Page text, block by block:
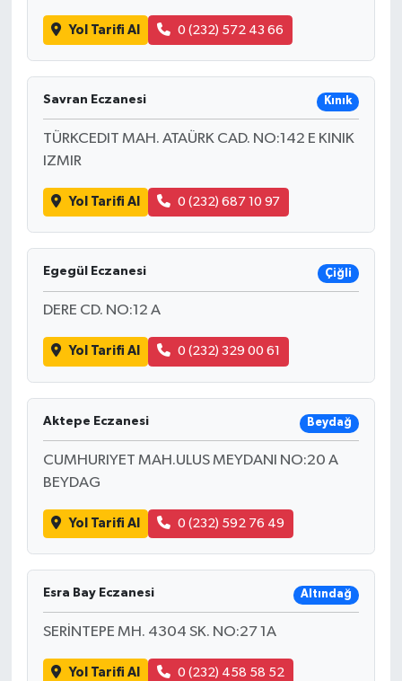
Yol Tarifi Al 0 (232) 572 43 66
Savran Eczanesi Kınık
TÜRKCEDIT MAH. ATAÜRK CAD. NO:142 E KINIK
IZMIR
Yol Tarifi Al 0 (232) 687 10 97
Egegül Eczanesi Çiğli
DERE CD. NO:12 A
Yol Tarifi Al 0 (232) 329 00 61
Aktepe Eczanesi Beydağ
CUMHURIYET MAH.ULUS MEYDANI NO:20 A
BEYDAG
Yol Tarifi Al 0 (232) 592 76 49
Esra Bay Eczanesi Altındağ
SERİNTEPE MH. 4304 SK. NO:27 1A
Yol Tarifi Al 0 (232) 458 58 52